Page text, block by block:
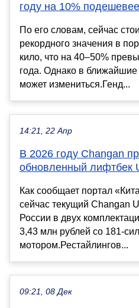
году на 10%
По его словам, сейчас
рекордного значения в
кило, что на 40–50%
года. Однако в
может измениться.Генд...
14:21, 22 Апр
В 2026 году Changan
обновленный лифтбек
Как сообщает портал
сейчас текущий Changan
России в двух
3,43 млн рублей со 181-
мотором.Рестайлингов...
09:21, 08 Дек